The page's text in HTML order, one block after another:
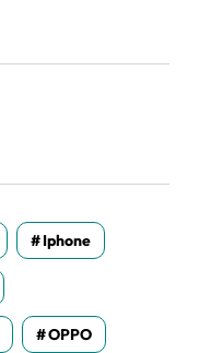
Iphone
OPPO